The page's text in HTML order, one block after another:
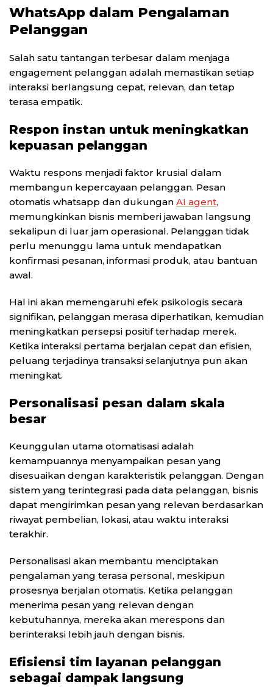
WhatsApp dalam Pengalaman
Pelanggan
Salah satu tantangan terbesar dalam menjaga
engagement pelanggan adalah memastikan setiap
interaksi berlangsung cepat, relevan, dan tetap
terasa empatik.
Respon instan untuk meningkatkan
kepuasan pelanggan
Waktu respons menjadi faktor krusial dalam
membangun kepercayaan pelanggan. Pesan
otomatis whatsapp dan dukungan AI agent,
memungkinkan bisnis memberi jawaban langsung
sekalipun di luar jam operasional. Pelanggan tidak
perlu menunggu lama untuk mendapatkan
konfirmasi pesanan, informasi produk, atau bantuan
awal.
Hal ini akan memengaruhi efek psikologis secara
signifikan, pelanggan merasa diperhatikan, kemudian
meningkatkan persepsi positif terhadap merek.
Ketika interaksi pertama berjalan cepat dan efisien,
peluang terjadinya transaksi selanjutnya pun akan
meningkat.
Personalisasi pesan dalam skala
besar
Keunggulan utama otomatisasi adalah
kemampuannya menyampaikan pesan yang
disesuaikan dengan karakteristik pelanggan. Dengan
sistem yang terintegrasi pada data pelanggan, bisnis
dapat mengirimkan pesan yang relevan berdasarkan
riwayat pembelian, lokasi, atau waktu interaksi
terakhir.
Personalisasi akan membantu menciptakan
pengalaman yang terasa personal, meskipun
prosesnya berjalan otomatis. Ketika pelanggan
menerima pesan yang relevan dengan
kebutuhannya, mereka akan merespons dan
berinteraksi lebih jauh dengan bisnis.
Efisiensi tim layanan pelanggan
sebagai dampak langsung